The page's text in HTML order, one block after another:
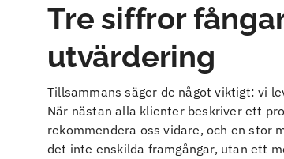
Tre siffror
utvärdering
Tillsammans säger de något viktigt: vi
När nästan alla klienter beskriver ett
rekommendera oss vidare, och en stor
det inte enskilda framgångar, utan ett